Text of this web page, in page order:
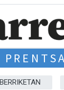
PRENTSA
BERRIKETAN